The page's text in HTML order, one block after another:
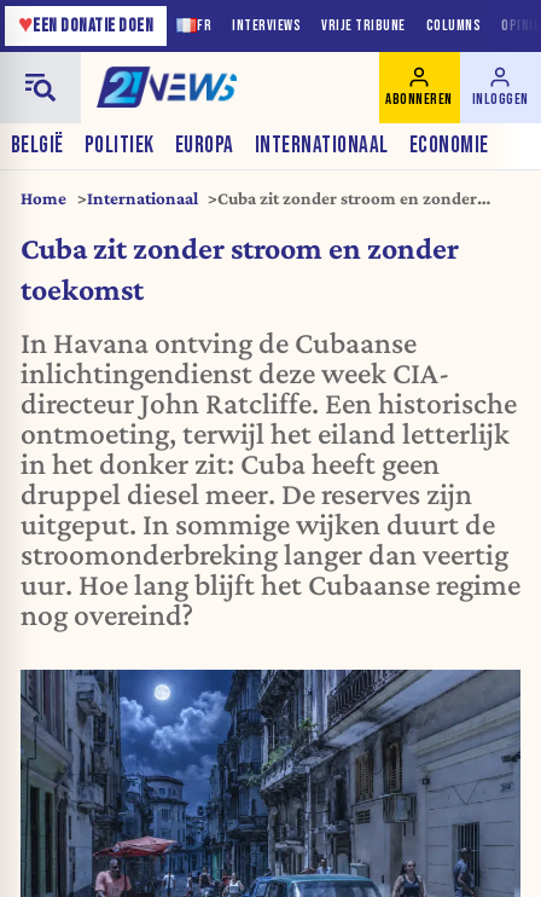
FR INTERVIEWS VRIJE TRIBUNE COLUMNS
♥EEN DONATIE DOEN
BELGIË POLITIEK EUROPA INTERNATIONAAL ECONOMIE
ABONNEREN INLOGGEN
Home Internationaal
Cuba zit zonder stroom en zonder
Cuba zit zonder stroom en zonder
toekomst
In Havana ontving de Cubaanse
inlichtingendienst deze week CIA-
directeur John Ratcliffe. Een historische
ontmoeting, terwijl het eiland letterlijk
in het donker zit: Cuba heeft geen
druppel diesel meer. De reserves zijn
uitgeput. In sommige wijken duurt de
stroomonderbreking langer dan veertig
uur. Hoe lang blijft het Cubaanse regime
nog overeind?